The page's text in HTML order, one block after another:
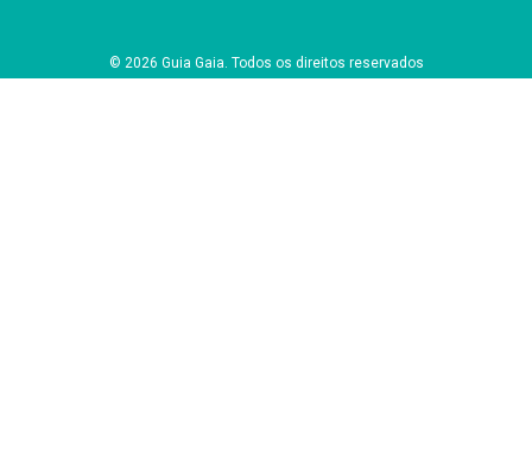
© 2026 Guia Gaia. Todos os direitos reservados